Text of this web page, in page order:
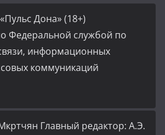
Дона» (18+)
Федеральной службой по
информационных
коммуникаций
Главный редактор: А.Э.